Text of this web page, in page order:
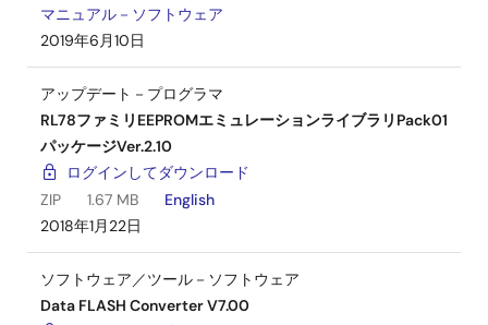
マニュアル－ソフトウェア
2019年6月10日
アップデート－プログラマ
RL78ファミリEEPROMエミュレーションライブラリPack01
パッケージVer.2.10
ログインしてダウンロード
ZIP
1.67 MB
English
2018年1月22日
ソフトウェア／ツール－ソフトウェア
Data FLASH Converter V7.00